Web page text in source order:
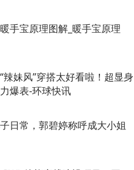
手宝原理图解_暖手宝原理
辣妹风”穿搭太好看啦！超显身
爆表-环球快讯
日常，郭碧婷称呼成大小姐